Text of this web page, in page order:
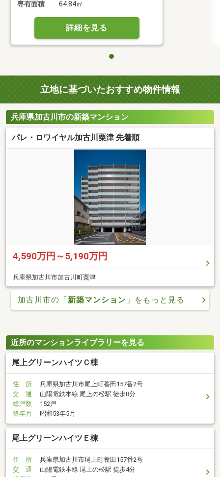
専有面積 64.84㎡
詳細を見る
立地に基づいたおすすめ物件情報
兵庫県加古川市の新築マンション
パレ・ロワイヤル加古川粟津 先着順
4,590万円～5,190万円
兵庫県加古川市加古川町粟津
加古川市の「新築マンション 」をもっと見る
近所のマンションライブラリーを見る
尾上グリーンハイツＣ棟
住 所
兵庫県加古川市尾上町養田157番2号
交 通
山陽電鉄本線 尾上の松駅 徒歩8分
総戸数
152戸
築年月
昭和53年5月
尾上グリーンハイツＥ棟
住 所
兵庫県加古川市尾上町養田157番2号
交 通
山陽電鉄本線 尾上の松駅 徒歩4分